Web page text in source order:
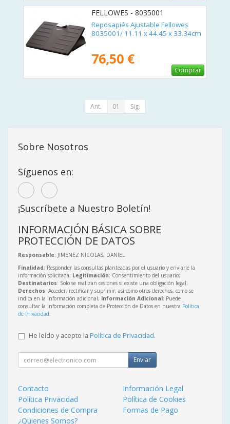
FELLOWES - 8035001
Reposapiés Ajustable Fellowes
8035001/ 11.11 x 44.45 x 33.34cm
76,50 €
Comprar
Ant. 01 Sig.
Sobre Nosotros
Síguenos en:
¡Suscríbete a Nuestro Boletín!
INFORMACIÓN BÁSICA SOBRE
PROTECCIÓN DE DATOS
Responsable: JIMENEZ NICOLAS, DANIEL
Finalidad: Responder las consultas planteadas por el usuario y enviarle la
información solicitada; Legitimación: Consentimiento del usuario;
Destinatarios: Solo se realizan cesiones si existe una obligación legal;
Derechos: Acceder, rectificar y suprimir, así como otros derechos, como se
indica en la información adicional; Información Adicional: Puede
consultar la información completa de Protección de Datos en nuestra Política
de Privacidad.
He leído y acepto la Política de Privacidad.
Enviar
Contacto
Información Legal
Política Privacidad
Política de Cookies
Condiciones de Compra
Formas de Pago
¿Quienes Somos?